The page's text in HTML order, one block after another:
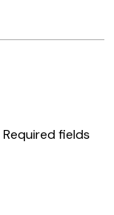
Required fields